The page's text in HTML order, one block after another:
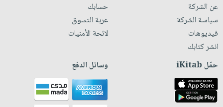
عن الشركة
سياسة الشركة
فيديوهات
انشر كتابك
حسابك
عربة التسوق
لائحة الأمنيات
حمّل iKitab وسائل الدفع